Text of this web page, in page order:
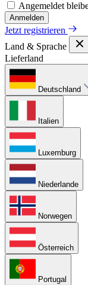
Angemeldet
Anmelden
Jetzt registrieren
Land & Sprache
Lieferland
Deutschland
Italien
Luxemburg
Niederlande
Norwegen
Österreich
Portugal